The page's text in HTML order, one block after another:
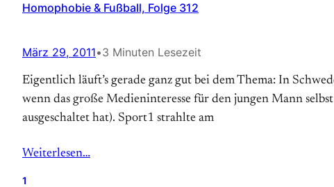
Homophobie & Fußball, Folge 312
März 29, 2011•3 Minuten Lesezeit
Eigentlich läuft’s gerade ganz gut bei dem Thema: In
wenn das große Medieninteresse für den jungen Mann
ausgeschaltet hat). Sport1 strahlte am
Weiterlesen…
1